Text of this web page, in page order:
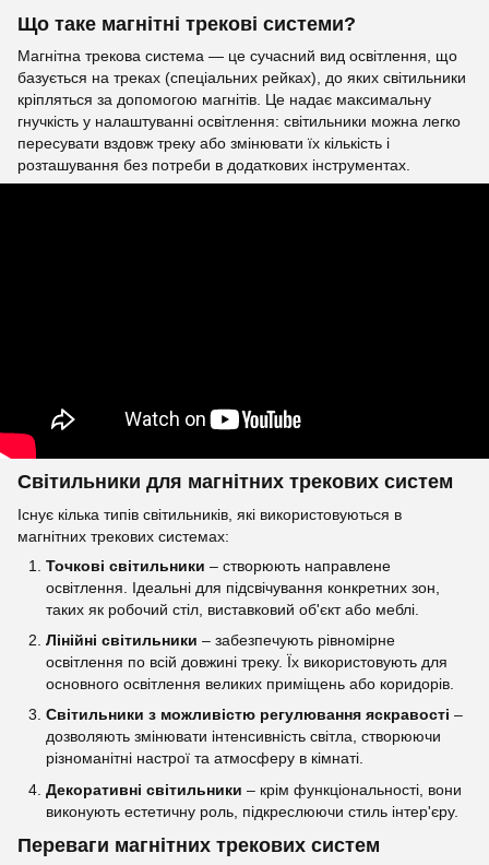
Що таке магнітні трекові системи?
Магнітна трекова система — це сучасний вид освітлення, що
базується на треках (спеціальних рейках), до яких світильники
кріпляться за допомогою магнітів. Це надає максимальну
гнучкість у налаштуванні освітлення: світильники можна легко
пересувати вздовж треку або змінювати їх кількість і
розташування без потреби в додаткових інструментах.
Світильники для магнітних трекових систем
Існує кілька типів світильників, які використовуються в
магнітних трекових системах:
Точкові світильники – створюють направлене
освітлення. Ідеальні для підсвічування конкретних зон,
таких як робочий стіл, виставковий об'єкт або меблі.
Лінійні світильники – забезпечують рівномірне
освітлення по всій довжині треку. Їх використовують для
основного освітлення великих приміщень або коридорів.
Світильники з можливістю регулювання яскравості –
дозволяють змінювати інтенсивність світла, створюючи
різноманітні настрої та атмосферу в кімнаті.
Декоративні світильники – крім функціональності, вони
виконують естетичну роль, підкреслюючи стиль інтер'єру.
Переваги магнітних трекових систем